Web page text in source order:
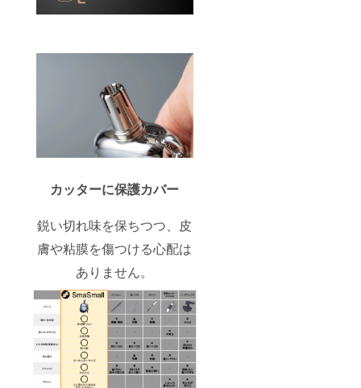
カッターに保護カバー
鋭い切れ味を保ちつつ、皮
膚や粘膜を傷つける心配は
ありません。